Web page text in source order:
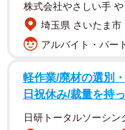
株式会社やさしい手
埼玉県 さいたま市
アルバイト・パー
軽作業/廃材の選別
日祝休み/裁量を持
日研トータルソーシン